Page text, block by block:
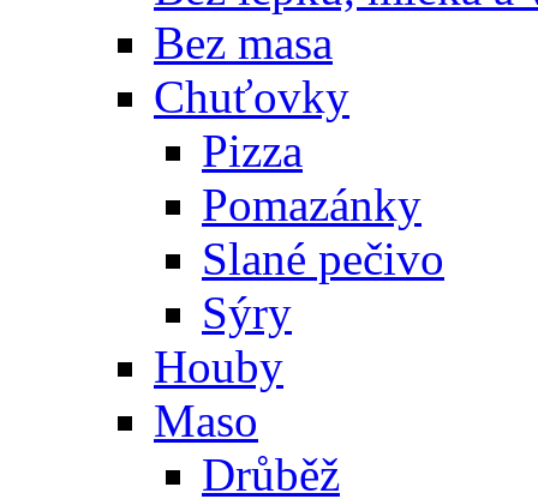
Bez masa
Chuťovky
Pizza
Pomazánky
Slané pečivo
Sýry
Houby
Maso
Drůběž